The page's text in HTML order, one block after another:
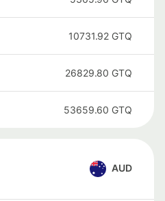
10731.92 GTQ
26829.80 GTQ
53659.60 GTQ
AUD